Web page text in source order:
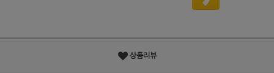
상품리뷰